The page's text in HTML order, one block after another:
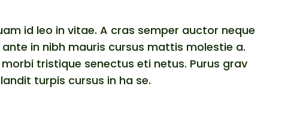
id leo in vitae. A cras semper auctor neque
ante in nibh mauris cursus mattis molestie a.
tristique senectus eti netus. Purus grav
turpis cursus in ha se.